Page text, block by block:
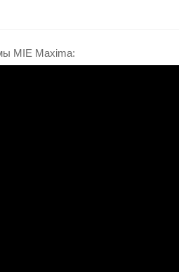
MIE Maxima: